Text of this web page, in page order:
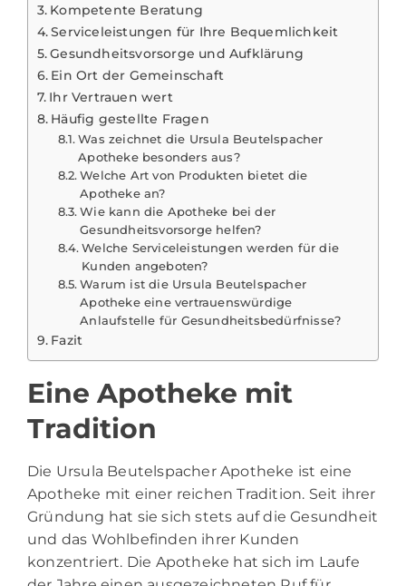
Kompetente Beratung
Serviceleistungen für Ihre Bequemlichkeit
Gesundheitsvorsorge und Aufklärung
Ein Ort der Gemeinschaft
Ihr Vertrauen wert
Häufig gestellte Fragen
Was zeichnet die Ursula Beutelspacher
Apotheke besonders aus?
Welche Art von Produkten bietet die
Apotheke an?
Wie kann die Apotheke bei der
Gesundheitsvorsorge helfen?
Welche Serviceleistungen werden für die
Kunden angeboten?
Warum ist die Ursula Beutelspacher
Apotheke eine vertrauenswürdige
Anlaufstelle für Gesundheitsbedürfnisse?
Fazit
Eine Apotheke mit
Tradition
Die Ursula Beutelspacher Apotheke ist eine
Apotheke mit einer reichen Tradition. Seit ihrer
Gründung hat sie sich stets auf die Gesundheit
und das Wohlbefinden ihrer Kunden
konzentriert. Die Apotheke hat sich im Laufe